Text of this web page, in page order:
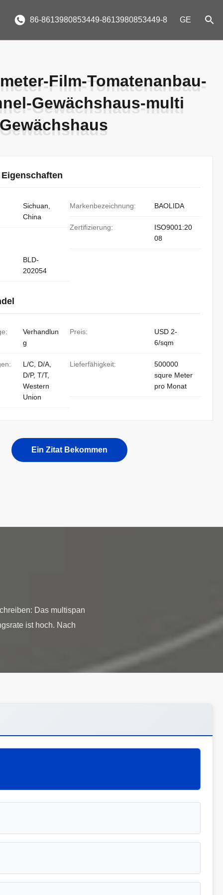
86-8613980853449-8613980853449-8 GE
Film-Tomatenanbau-
Gewächshaus-multi
Film-Tomatenanbau-
Gewächshaus-multi
Sichuan,
China
Markenbezeichnung: BAOLIDA
Zertifizierung:
ISO9001:20
08
BLD-
202054
Verhandlun
g
Preis:
USD 2-
6/sqm
L/C, D/A,
D/P, T/T,
Western
Union
Lieferfähigkeit:
500000
squre Meter
pro Monat
Ein Zitat Bekommen
Das multispan
ist hoch. Nach